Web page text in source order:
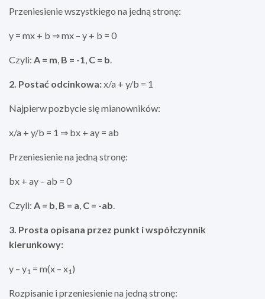
Przeniesienie wszystkiego na jedną stronę:
y = mx + b ⇒ mx – y + b = 0
Czyli: A = m B = -1 C = b
2. Postać odcinkowa:x/a + y/b = 1
Najpierw pozbycie się mianowników:
x/a + y/b = 1 ⇒ bx + ay = ab
Przeniesienie na jedną stronę:
bx + ay – ab = 0
Czyli: A = b B = a C = -ab
3. Prosta opisana przez punkt i współczynnik
kierunkowy:
y – y1 = m(x – x1 )
Rozpisanie i przeniesienie na jedną stronę: